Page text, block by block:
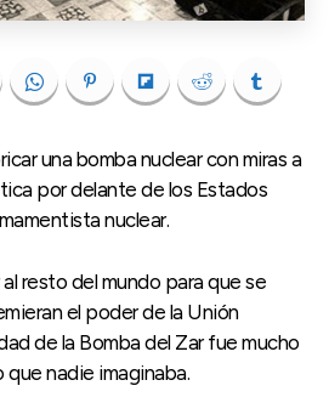
una bomba nuclear con miras a
por delante de los Estados
nuclear.
resto del mundo para que se
el poder de la Unión
de la Bomba del Zar fue mucho
nadie imaginaba.